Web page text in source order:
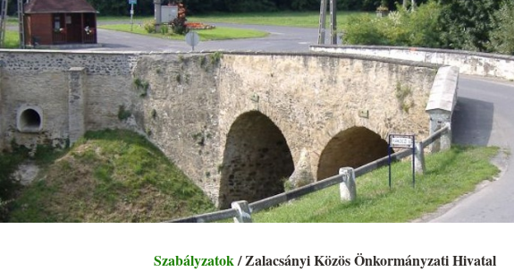
Szabályzatok / Zalacsányi Közös Önkormányzati Hivatal